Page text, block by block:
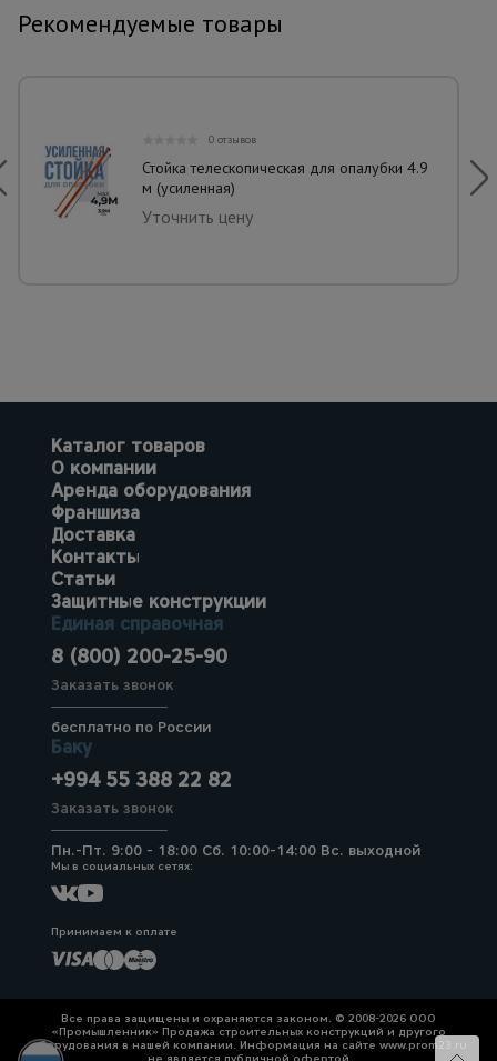
Рекомендуемые товары
0 отзывов
Стойка телескопическая для опалубки 4.9
м (усиленная)
Уточнить цену
Каталог товаров
О компании
Аренда оборудования
Франшиза
Доставка
Контакты
Статьи
Защитные конструкции
Единая справочная
8 (800) 200-25-90
Заказать звонок
бесплатно по России
Баку
+994 55 388 22 82
Заказать звонок
Пн.-Пт. 9:00 - 18:00 Сб. 10:00-14:00 Вс. выходной
Мы в социальных сетях:
Принимаем к оплате
Все права защищены и охраняются законом. © 2008-2026 ООО
«Промышленник» Продажа строительных конструкций и другого
оборудования в нашей компании. Информация на сайте www.prom23.ru